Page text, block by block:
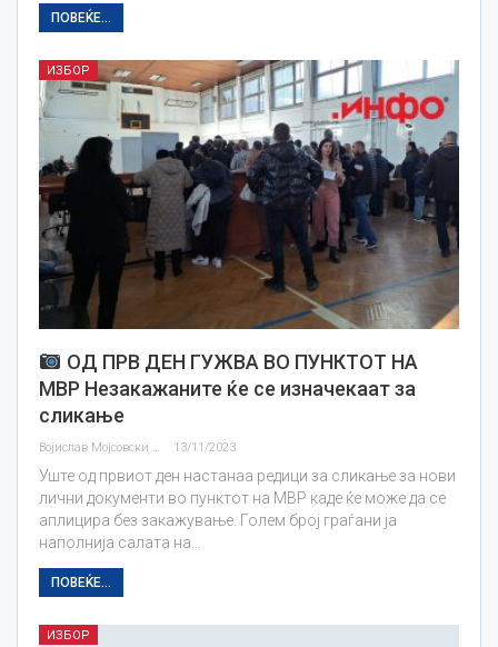
ПОВЕЌЕ...
ИЗБОР
ОД ПРВ ДЕН ГУЖВА ВО ПУНКТОТ НА
МВР Незакажаните ќе се изначекаат за
сликање
Војислав Мојсовски 13/11/2023
Уште од првиот ден настанаа редици за сликање за нови
лични документи во пунктот на МВР каде ќе може да се
аплицира без закажување. Голем број граѓани ја
наполнија салата на…
ПОВЕЌЕ...
ИЗБОР